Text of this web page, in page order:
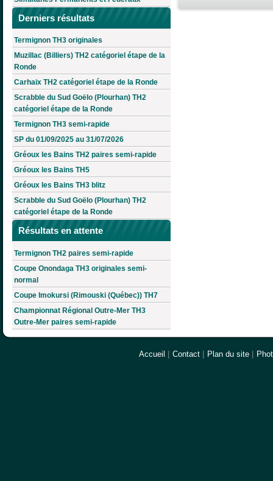
Derniers résultats
Termignon TH3 originales
Muzillac (Billiers) TH2 catégoriel étape de la
Ronde
Carhaix TH2 catégoriel étape de la Ronde
Scrabble du Sud Goëlo (Plourhan) TH2
catégoriel étape de la Ronde
Termignon TH3 semi-rapide
SP du 01/09/2025 au 31/07/2026
Gréoux les Bains TH2 paires semi-rapide
Gréoux les Bains TH5
Gréoux les Bains TH3 blitz
Scrabble du Sud Goëlo (Plourhan) TH2
catégoriel étape de la Ronde
Résultats en attente
Termignon TH2 paires semi-rapide
Coupe Onondaga TH3 originales semi-
normal
Coupe Imokursi (Rimouski (Québec)) TH7
Championnat Régional Outre-Mer TH3
Outre-Mer paires semi-rapide
Accueil Contact Plan du site